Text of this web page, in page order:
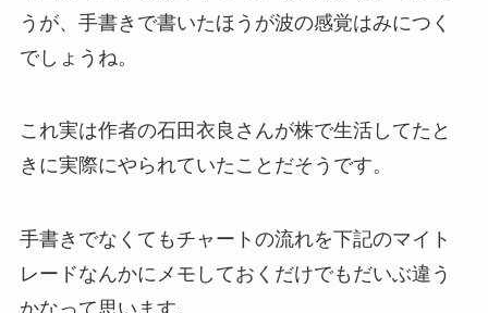
うが、手書きで書いたほうが波の感覚はみにつく
でしょうね。
これ実は作者の石田衣良さんが株で生活してたと
きに実際にやられていたことだそうです。
手書きでなくてもチャートの流れを下記のマイト
レードなんかにメモしておくだけでもだいぶ違う